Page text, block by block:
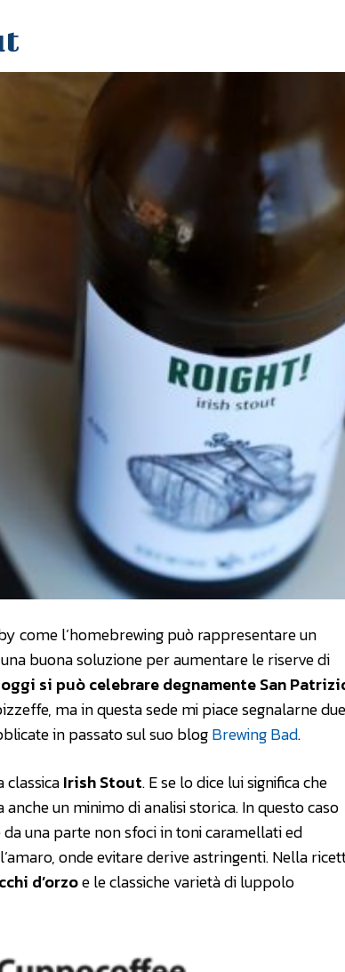
come l’homebrewing può rappresentare un
buona soluzione per aumentare le riserve di
oggi si può celebrare degnamente San
ma in questa sede mi piace segnalarne due
in passato sul suo blogBrewing Bad.
classicaIrish Stout. E se lo dice lui significa che
un minimo di analisi storica. In questo caso
da una parte non sfoci in toni caramellati ed
onde evitare derive astringenti. Nella
d’orzoe le classiche varietà di luppolo